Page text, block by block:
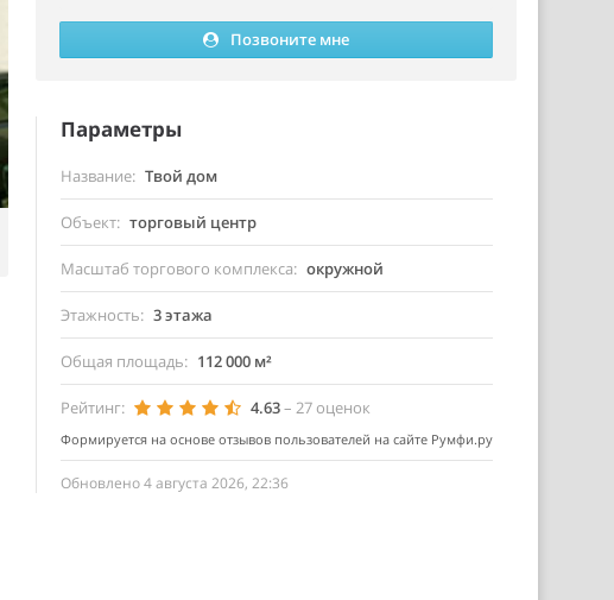
Позвоните мне
Параметры
Название Твой дом
Объект торговый центр
Масштаб торгового комплекса окружной
Этажность 3 этажа
Общая площадь 112 000 м²
Рейтинг 4.63– 27оценок
Формируется на основе отзывов пользователей на сайте Румфи.ру
Обновлено 4 августа 2026, 22:36